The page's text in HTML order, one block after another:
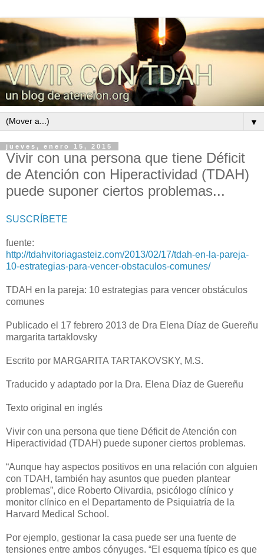
▼
jueves, enero 15, 2015
Vivir con una persona que tiene Déficit
de Atención con Hiperactividad (TDAH)
puede suponer ciertos problemas...
SUSCRÍBETE
fuente:
http://tdahvitoriagasteiz.com/2013/02/17/tdah-en-la-pareja-
10-estrategias-para-vencer-obstaculos-comunes/
TDAH en la pareja: 10 estrategias para vencer obstáculos
comunes
Publicado el 17 febrero 2013 de Dra Elena Díaz de Guereñu
margarita tartaklovsky
Escrito por MARGARITA TARTAKOVSKY, M.S.
Traducido y adaptado por la Dra. Elena Díaz de Guereñu
Texto original en inglés
Vivir con una persona que tiene Déficit de Atención con
Hiperactividad (TDAH) puede suponer ciertos problemas.
“Aunque hay aspectos positivos en una relación con alguien
con TDAH, también hay asuntos que pueden plantear
problemas”, dice Roberto Olivardia, psicólogo clínico y
monitor clínico en el Departamento de Psiquiatría de la
Harvard Medical School.
Por ejemplo, gestionar la casa puede ser una fuente de
tensiones entre ambos cónyuges. “El esquema típico es que